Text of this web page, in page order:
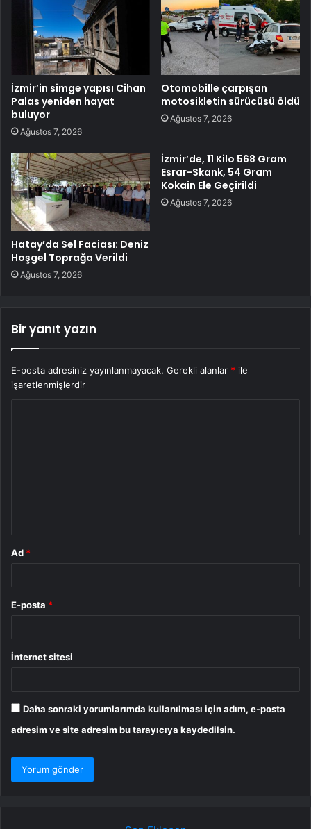
İzmir’in simge yapısı Cihan
Palas yeniden hayat
buluyor
Ağustos 7, 2026
Otomobille çarpışan
motosikletin sürücüsü öldü
Ağustos 7, 2026
Hatay’da Sel Faciası: Deniz
Hoşgel Toprağa Verildi
Ağustos 7, 2026
İzmir’de, 11 Kilo 568 Gram
Esrar-Skank, 54 Gram
Kokain Ele Geçirildi
Ağustos 7, 2026
Bir yanıt yazın
E-posta adresiniz yayınlanmayacak. Gerekli alanlar * ile
işaretlenmişlerdir
Ad *
E-posta *
İnternet sitesi
Daha sonraki yorumlarımda kullanılması için adım, e-posta
adresim ve site adresim bu tarayıcıya kaydedilsin.